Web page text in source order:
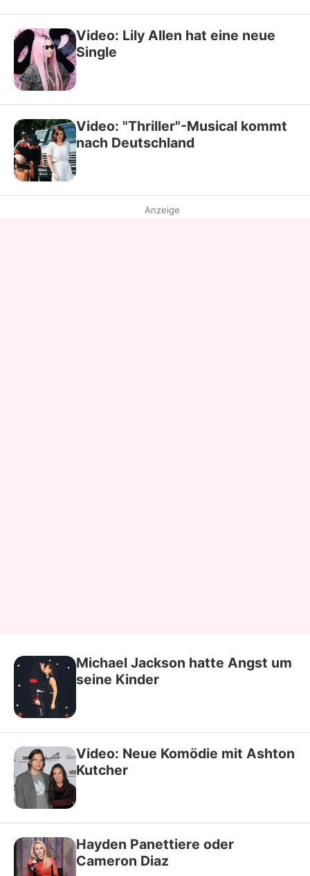
Video: Lily Allen hat eine neue
Single
Video: "Thriller"-Musical kommt
nach Deutschland
Anzeige
Michael Jackson hatte Angst um
seine Kinder
Video: Neue Komödie mit Ashton
Kutcher
Hayden Panettiere oder
Cameron Diaz